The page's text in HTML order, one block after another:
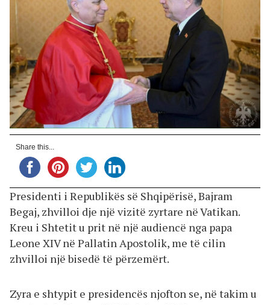
Share this...
Presidenti i Republikës së Shqipërisë, Bajram
Begaj, zhvilloi dje një vizitë zyrtare në Vatikan.
Kreu i Shtetit u prit në një audiencë nga papa
Leone XIV në Pallatin Apostolik, me të cilin
zhvilloi një bisedë të përzemërt.
Zyra e shtypit e presidencës njofton se, në takim u